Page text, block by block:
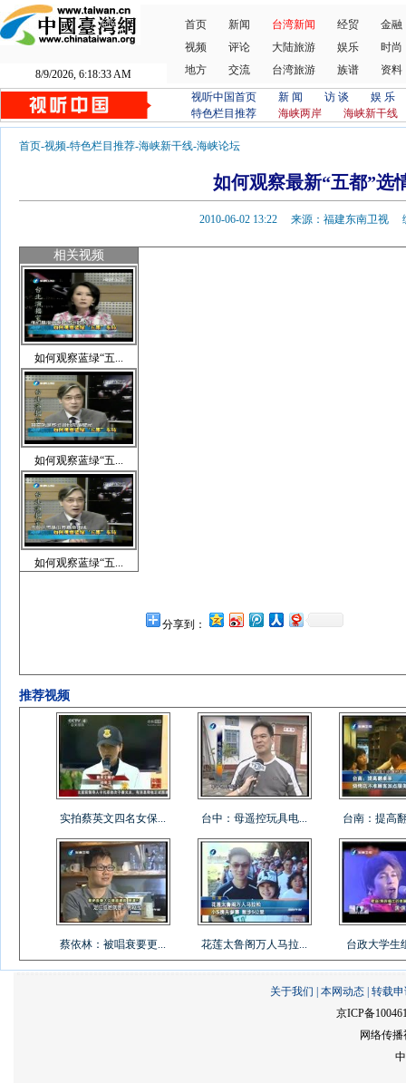
8/9/2026, 6:18:34 AM
首页 新闻 台湾新闻 经贸
金融
视频
评论 大陆旅游 娱乐
时尚
地方
交流 台湾旅游 族谱 资料
视听中国首页 新 闻 访 谈
娱 乐
特色栏目推荐
海峡两岸 海峡新干线
首页-视频-特色栏目推荐-海峡新干线-海峡论坛
如何观察最新“五都”选
2010-06-02 13:22 来源：福建东南卫视
分享到：
相关视频
如何观察蓝绿“五...
如何观察蓝绿“五...
如何观察蓝绿“五...
推荐视频
实拍蔡英文四名女保... 台中：母遥控玩具电... 台南：提高
蔡依林：被唱衰要更... 花莲太鲁阁万人马拉... 台政大学生
关于我们 本网动态 转载
京ICP备
网络传